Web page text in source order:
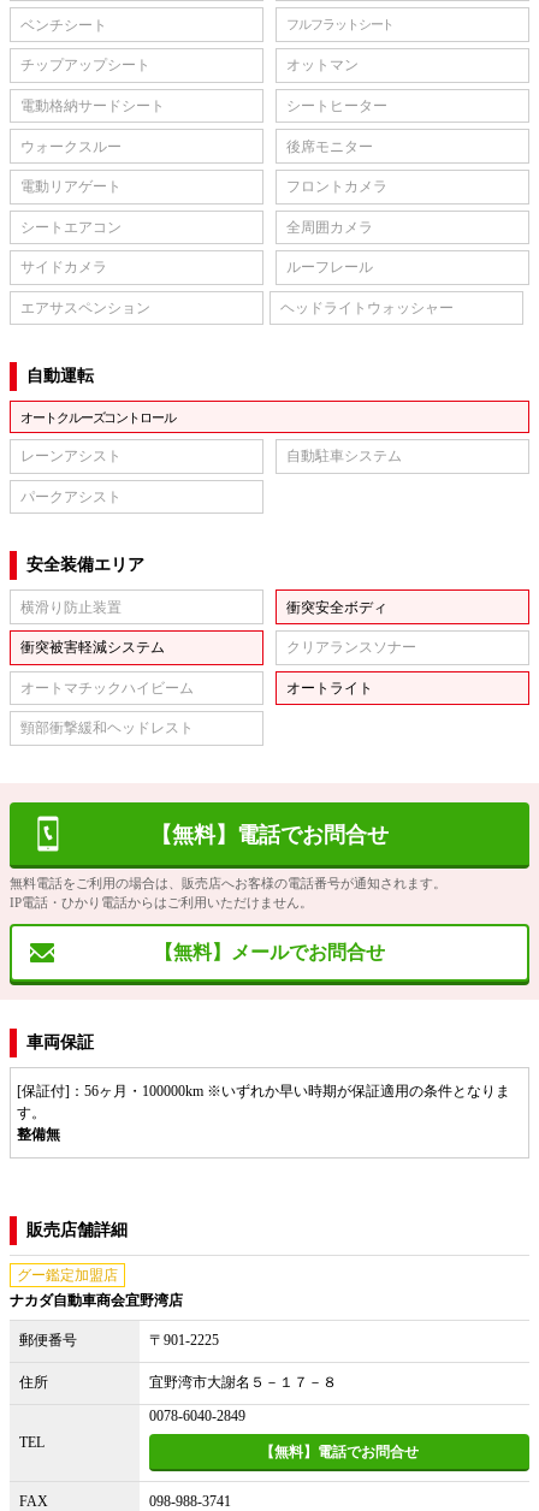
ベンチシート フルフラットシート
チップアップシート オットマン
電動格納サードシート シートヒーター
ウォークスルー 後席モニター
電動リアゲート フロントカメラ
シートエアコン 全周囲カメラ
サイドカメラ ルーフレール
エアサスペンション ヘッドライトウォッシャー
自動運転
オートクルーズコントロール
レーンアシスト 自動駐車システム
パークアシスト
安全装備エリア
横滑り防止装置 衝突安全ボディ
衝突被害軽減システム クリアランスソナー
オートマチックハイビーム オートライト
頸部衝撃緩和ヘッドレスト
【無料】電話でお問合せ
無料電話をご利用の場合は、販売店へお客様の電話番号が通知されます。
IP電話・ひかり電話からはご利用いただけません。
【無料】メールでお問合せ
車両保証
[保証付]：56ヶ月・100000km ※いずれか早い時期が保証適用の条件となりま
す。
整備無
販売店舗詳細
グー鑑定加盟店
ナカダ自動車商会宜野湾店
郵便番号 〒901-2225
住所 宜野湾市大謝名５－１７－８
TEL
0078-6040-2849
【無料】電話でお問合せ
FAX 098-988-3741